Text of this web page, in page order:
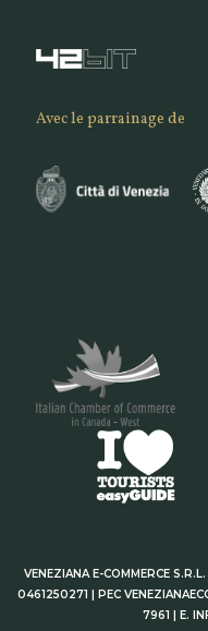
Avec le parrainage de
VENEZIANA E-COMMERCE
0461250271 | PEC
7961 | E.